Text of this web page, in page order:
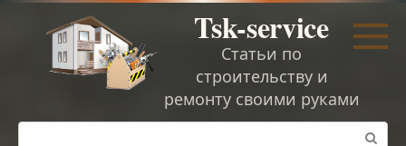
Перейти
Tsk-service
Статьи по
строительству и
ремонту своими руками
Поиск: